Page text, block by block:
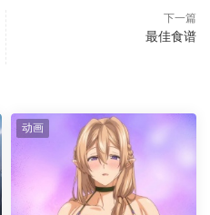
下一篇
最佳食谱
动画